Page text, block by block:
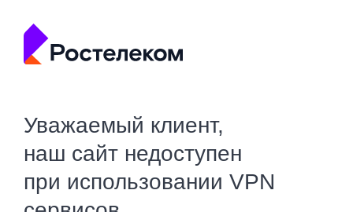
Уважаемый клиент,
наш сайт недоступен
при использовании VPN